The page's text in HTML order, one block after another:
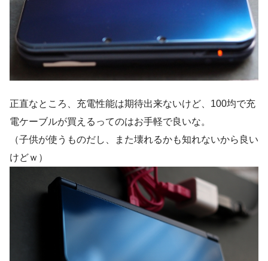
正直なところ、充電性能は期待出来ないけど、100均で充
電ケーブルが買えるってのはお手軽で良いな。
（子供が使うものだし、また壊れるかも知れないから良い
けどｗ）